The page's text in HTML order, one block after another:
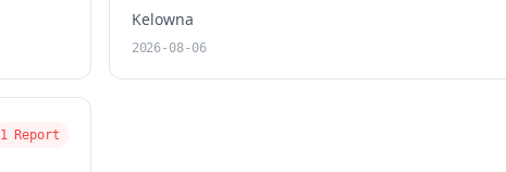
Kelowna
2026-08-06
1 Report